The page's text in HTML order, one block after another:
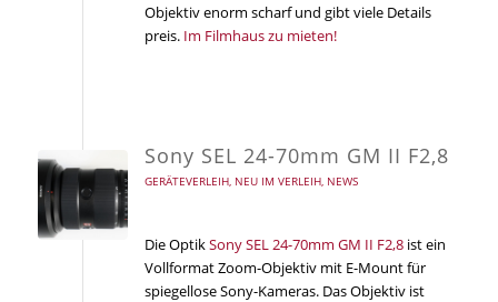
Objektiv enorm scharf und gibt viele Details
preis.Im Filmhaus zu mieten!
Sony SEL 24-70mm GM II F2,8
GERÄTEVERLEIH, NEU IM VERLEIH, NEWS
Die OptikSony SEL 24-70mm GM II F2,8ist ein
Vollformat Zoom-Objektiv mit E-Mount für
spiegellose Sony-Kameras. Das Objektiv ist